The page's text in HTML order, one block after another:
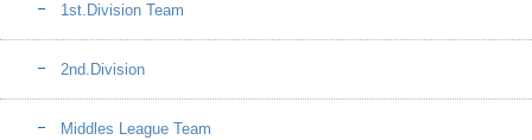
1st.Division Team
2nd.Division
Middles League Team